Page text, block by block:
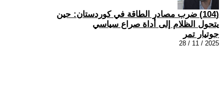
(104) ضرب مصادر الطاقة في كوردستان: حين
يتحول الظلام إلى أداة صراع سياسي
جوتيار تمر
2025 / 11 / 28